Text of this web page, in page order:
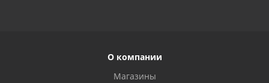
О компании
Магазины